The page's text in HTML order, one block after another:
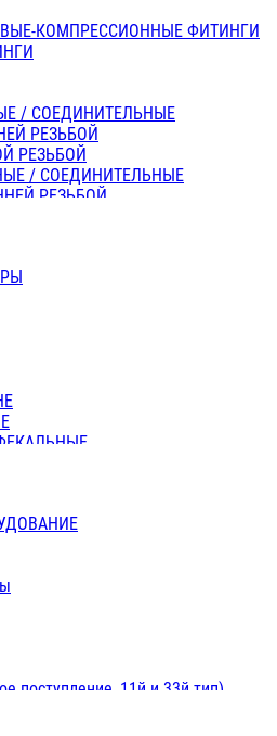
КОМПРЕССИОННЫЕ ФИТИНГИ
/ СОЕДИНИТЕЛЬНЫЕ
РЕЗЬБОЙ
РЕЗЬБОЙ
/ СОЕДИНИТЕЛЬНЫЕ
РЕЗЬБОЙ
РЕЗЬБОЙ
/ СОЕДИНИТЕЛЬНЫЕ
РЕЗЬБОЙ
ДВУХСЛ.
поступление, 11й и 33й тип)